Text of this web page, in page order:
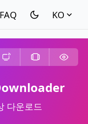
KO
다운로드